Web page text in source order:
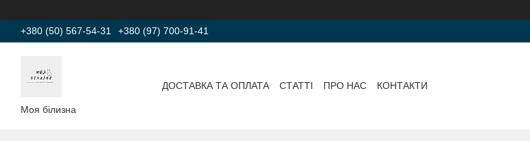
+380 (50) 567-54-31 +380 (97) 700-91-41
Моя білизна
ДОСТАВКА ТА ОПЛАТА СТАТТІ ПРО НАС КОНТАКТИ